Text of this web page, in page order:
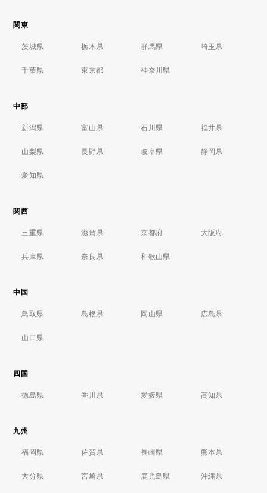
関東
茨城県 栃木県 群馬県 埼玉県
千葉県 東京都 神奈川県
中部
新潟県 富山県 石川県 福井県
山梨県 長野県 岐阜県 静岡県
愛知県
関西
三重県 滋賀県 京都府 大阪府
兵庫県 奈良県 和歌山県
中国
鳥取県 島根県 岡山県 広島県
山口県
四国
徳島県 香川県 愛媛県 高知県
九州
福岡県 佐賀県 長崎県 熊本県
大分県 宮崎県 鹿児島県 沖縄県